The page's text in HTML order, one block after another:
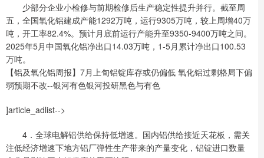
少部分企业小检修与前期检修后生产稳定性提升并行。截至周
五，全国氧化铝建成产能1292万吨，运行9305万吨，较上周增40万
吨，开工率82.4%。预计月底前运行产能升至9350-9400万吨之间。
2025年5月中国氧化铝净出口14.03万吨，1-5月累计净出口100.53
万吨。
【铝及氧化铝周报】7月上旬铝锭库存或仍偏低 氧化铝过剩格局下偏
弱预期不改--银河有色银河投研黑色与有色
]article_adlist-->
4．全球电解铝供给保持低增速。国内铝供给接近天花板，需关
注低经济增速下地方铝厂弹性生产带来的产量变化，铝锭进口数量